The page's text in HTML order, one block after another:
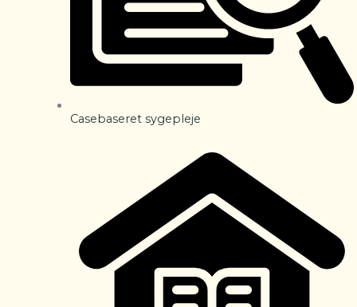
Casebaseret sygepleje